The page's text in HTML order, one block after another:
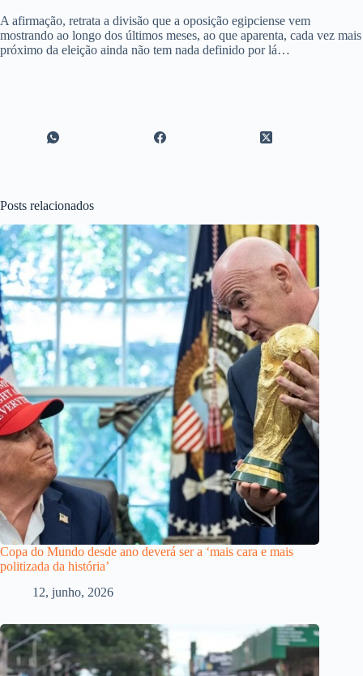
A afirmação, retrata a divisão que a oposição egipciense vem
mostrando ao longo dos últimos meses, ao que aparenta, cada vez mais
próximo da eleição ainda não tem nada definido por lá…
Posts relacionados
Copa do Mundo desde ano deverá ser a ‘mais cara e mais
politizada da história’
12, junho, 2026